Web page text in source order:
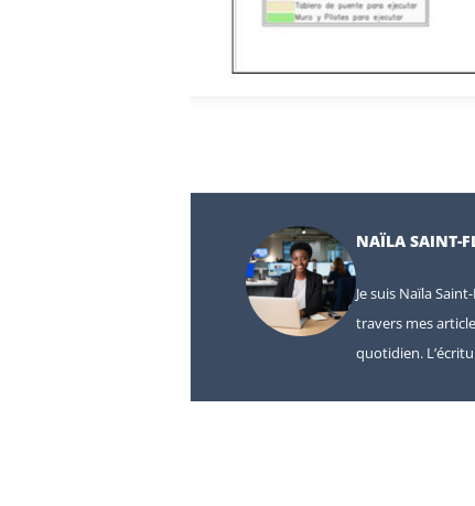
NAÏLA SAINT-
Je suis Naïla
travers mes
quotidien.